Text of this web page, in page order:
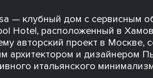
— клубный дом с сервисным
Hotel, расположенный в
авторский проект в Москве,
архитектором и дизайнером
итальянского